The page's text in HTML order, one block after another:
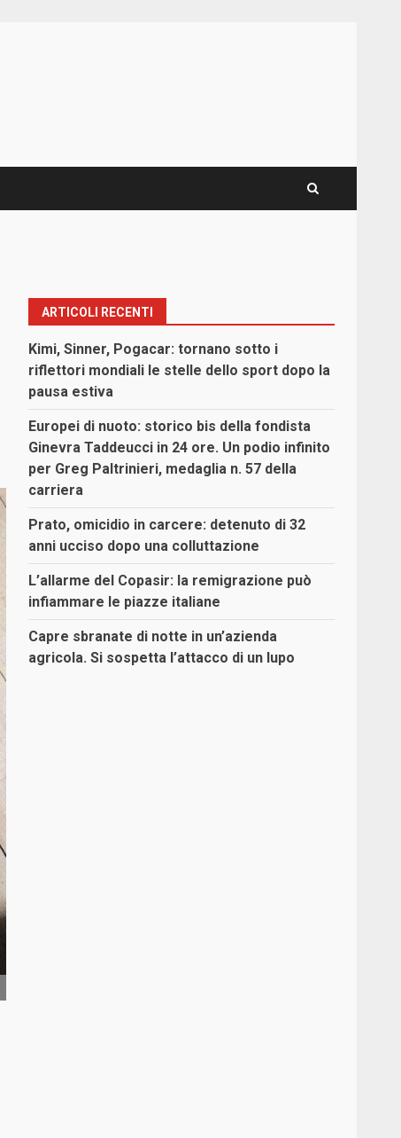
ARTICOLI RECENTI
Kimi, Sinner, Pogacar: tornano sotto i
riflettori mondiali le stelle dello sport dopo la
pausa estiva
Europei di nuoto: storico bis della fondista
Ginevra Taddeucci in 24 ore. Un podio infinito
per Greg Paltrinieri, medaglia n. 57 della
carriera
Prato, omicidio in carcere: detenuto di 32
anni ucciso dopo una colluttazione
L’allarme del Copasir: la remigrazione può
infiammare le piazze italiane
Capre sbranate di notte in un’azienda
agricola. Si sospetta l’attacco di un lupo